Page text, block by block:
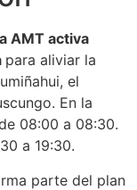
AMT activa
para aliviar la
el
En la
08:00 a 08:30.
a 19:30.
parte del plan